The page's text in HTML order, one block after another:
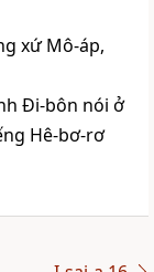
xứ Mô-áp,
Đi-bôn nói ở
Hê-bơ-rơ